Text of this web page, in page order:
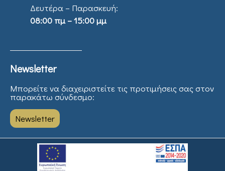
Δευτέρα – Παρασκευή:
08:00 πμ – 15:00 μμ
Newsletter
Μπορείτε να διαχειριστείτε τις προτιμήσεις σας στον
παρακάτω σύνδεσμο:
Newsletter